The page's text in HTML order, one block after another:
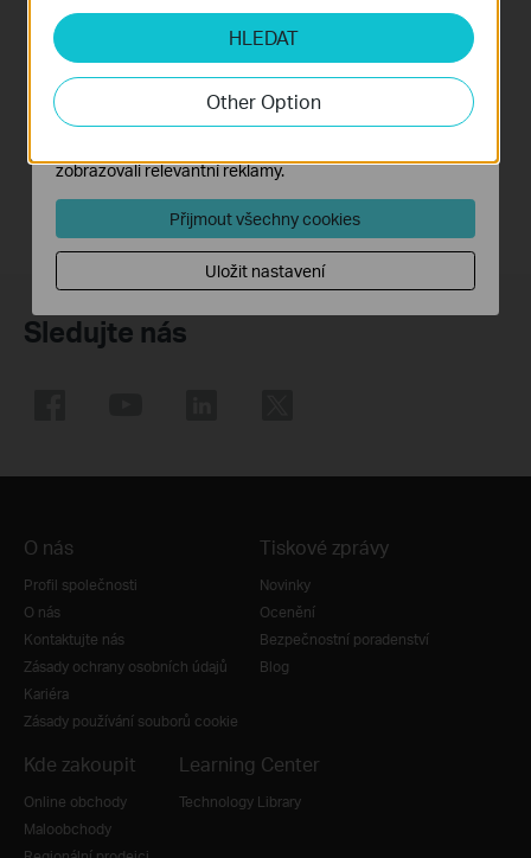
How to Configure a
TP-Link Router with
Starlink
Sledujte nás
O nás
Profil společnosti
O nás
Kontaktujte nás
Zásady ochrany osobních údajů
Kariéra
Zásady používání souborů cookie
Tiskové zprávy
Novinky
Ocenění
Bezpečnostní poradenství
Blog
Kde zakoupit
Online obchody
Maloobchody
Learning Center
Technology Library
HLEDAT
Other Option
Analytické a marketingové cookies
Soubory cookie pro nám umožňují analyzovat vaše
aktivity na našich webových stránkách za účelem
zlepšení a přizpůsobení jejich funkčnosti.
Marketingové soubory cookie mohou prostřednictvím
zobrazovali relevantní reklamy.
Přijmout všechny cookies
Uložit nastavení